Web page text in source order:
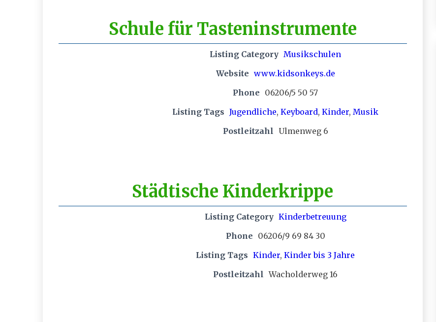
Schule für Tasteninstrumente
Listing Category Musikschulen
Website www.kidsonkeys.de
Phone 06206/5 50 57
Listing Tags Jugendliche,Keyboard,Kinder, Musik
Postleitzahl
Ulmenweg 6
Städtische Kinderkrippe
Listing Category Kinderbetreuung
Phone 06206/9 69 84 30
Listing Tags Kinder,Kinder bis 3 Jahre
Postleitzahl
Wacholderweg 16